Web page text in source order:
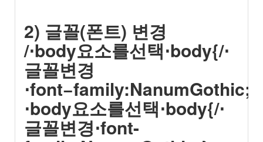
2) 글꼴(폰트) 변경
/⋅body요소를선택⋅body{/⋅
글꼴변경
⋅font−family:NanumGothic;}/
⋅body요소를선택⋅body{/⋅
글꼴변경⋅font-